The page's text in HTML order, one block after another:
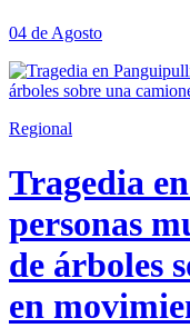
04 de Agosto
Regional
Tragedia
personas
de árboles
en